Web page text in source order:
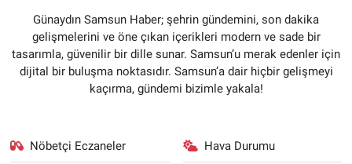
Günaydın Samsun Haber; şehrin gündemini, son dakika
gelişmelerini ve öne çıkan içerikleri modern ve sade bir
tasarımla, güvenilir bir dille sunar. Samsun’u merak edenler için
dijital bir buluşma noktasıdır. Samsun’a dair hiçbir gelişmeyi
kaçırma, gündemi bizimle yakala!
Nöbetçi Eczaneler Hava Durumu